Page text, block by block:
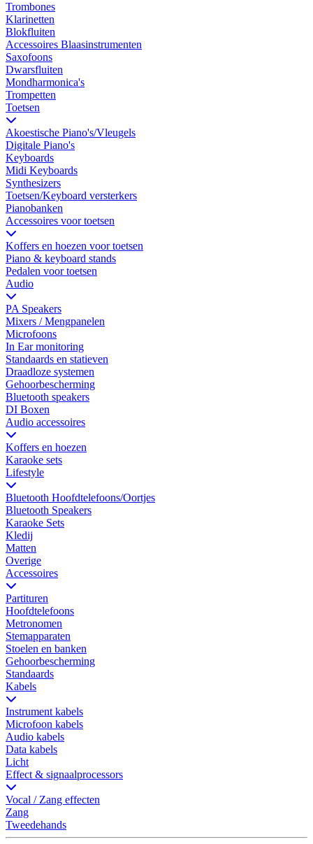
Trombones
Klarinetten
Blokfluiten
Accessoires Blaasinstrumenten
Saxofoons
Dwarsfluiten
Mondharmonica's
Trompetten
Toetsen
Akoestische Piano's/Vleugels
Digitale Piano's
Keyboards
Midi Keyboards
Synthesizers
Toetsen/Keyboard versterkers
Pianobanken
Accessoires voor toetsen
Koffers en hoezen voor toetsen
Piano & keyboard stands
Pedalen voor toetsen
Audio
PA Speakers
Mixers / Mengpanelen
Microfoons
In Ear monitoring
Standaards en statieven
Draadloze systemen
Gehoorbescherming
Bluetooth speakers
DI Boxen
Audio accessoires
Koffers en hoezen
Karaoke sets
Lifestyle
Bluetooth Hoofdtelefoons/Oortjes
Bluetooth Speakers
Karaoke Sets
Kledij
Matten
Overige
Accessoires
Partituren
Hoofdtelefoons
Metronomen
Stemapparaten
Stoelen en banken
Gehoorbescherming
Standaards
Kabels
Instrument kabels
Microfoon kabels
Audio kabels
Data kabels
Licht
Effect & signaalprocessors
Vocal / Zang effecten
Zang
Tweedehands